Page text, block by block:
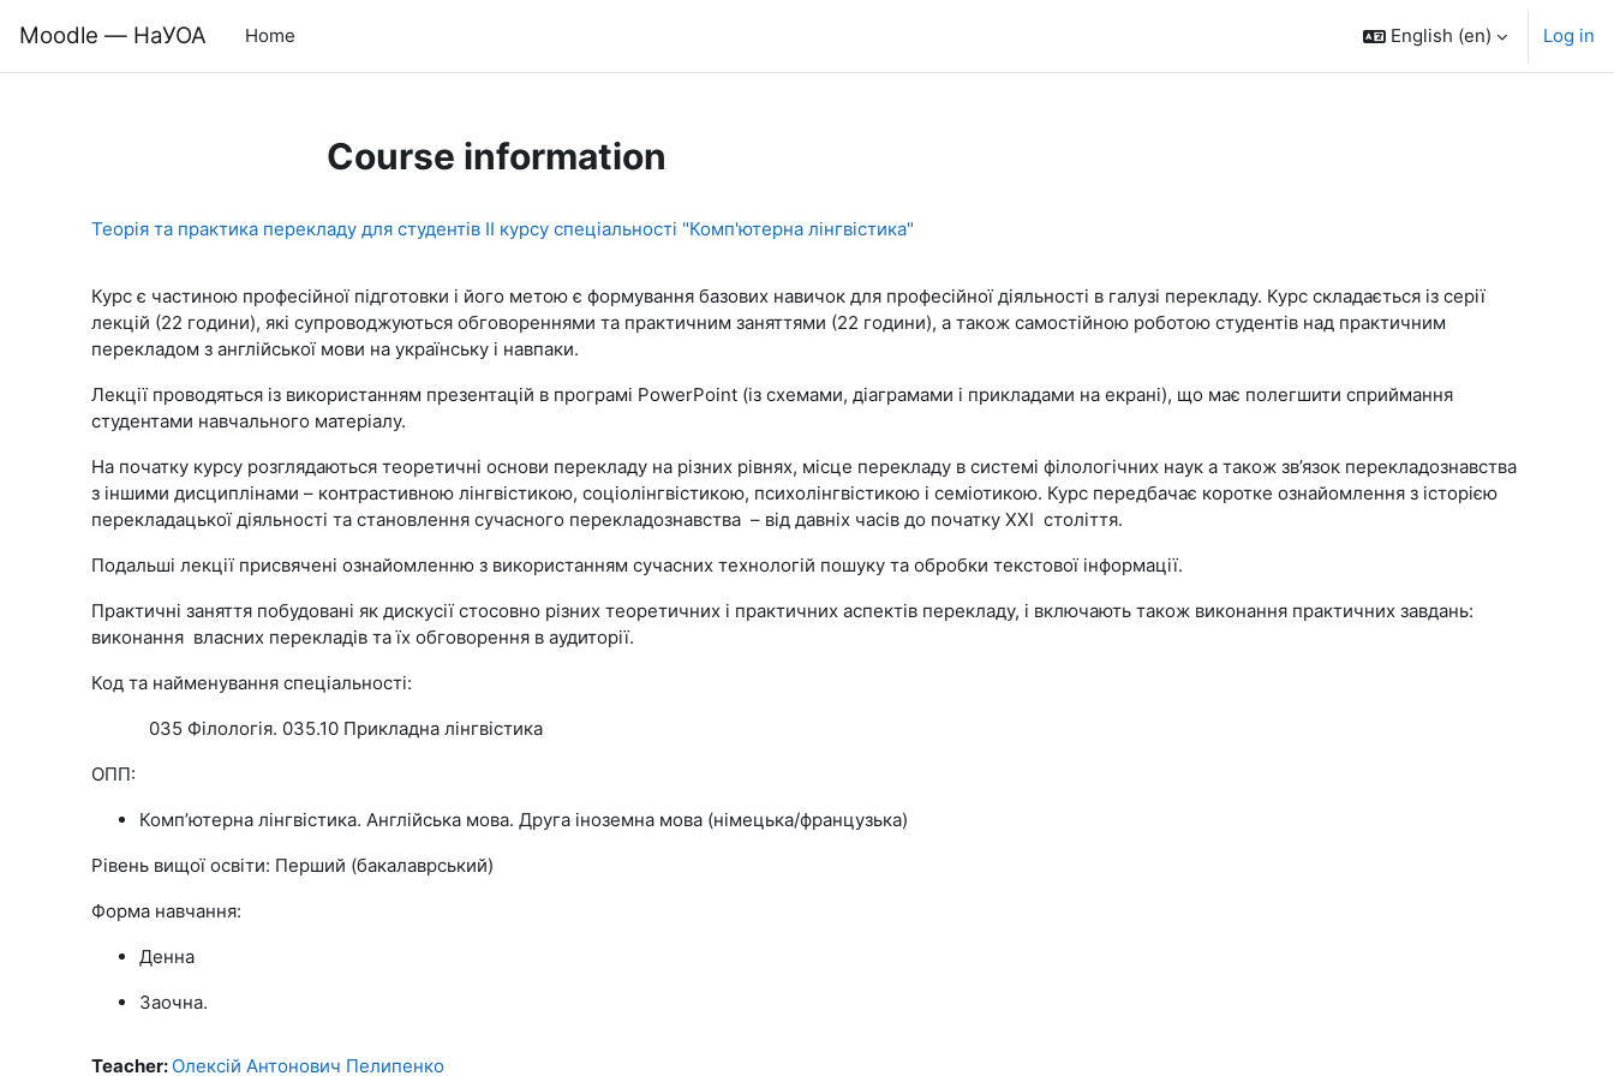
Moodle — НаУОА Home English ‎(en)‎ Log in
Course information
Теорія та практика перекладу для студентів ІІ курсу спеціальності "Комп'ютерна лінгвістика"
Курс є частиною професійної підготовки і його метою є формування базових навичок для професійної діяльності в галузі перекладу. Курс складається із серії
лекцій (22 години), які супроводжуються обговореннями та практичним заняттями (22 години), а також самостійною роботою студентів над практичним
перекладом з англійської мови на українську і навпаки.
Лекції проводяться із використанням презентацій в програмі PowerPoint (із схемами, діаграмами і прикладами на екрані), що має полегшити сприймання
студентами навчального матеріалу.
На початку курсу розглядаються теоретичні основи перекладу на різних рівнях, місце перекладу в системі філологічних наук а також зв’язок перекладознавства
з іншими дисциплінами – контрастивною лінгвістикою, соціолінгвістикою, психолінгвістикою і семіотикою. Курс передбачає коротке ознайомлення з історією
перекладацької діяльності та становлення сучасного перекладознавства – від давніх часів до початку ХХІ століття.
Подальші лекції присвячені ознайомленню з використанням сучасних технологій пошуку та обробки текстової інформації.
Практичні заняття побудовані як дискусії стосовно різних теоретичних і практичних аспектів перекладу, і включають також виконання практичних завдань:
виконання власних перекладів та їх обговорення в аудиторії.
Код та найменування спеціальності:
035 Філологія. 035.10 Прикладна лінгвістика
ОПП:
Комп’ютерна лінгвістика. Англійська мова. Друга іноземна мова (німецька/французька)
Рівень вищої освіти: Перший (бакалаврський)
Форма навчання:
Денна
Заочна.
Teacher: Олексій Антонович Пелипенко